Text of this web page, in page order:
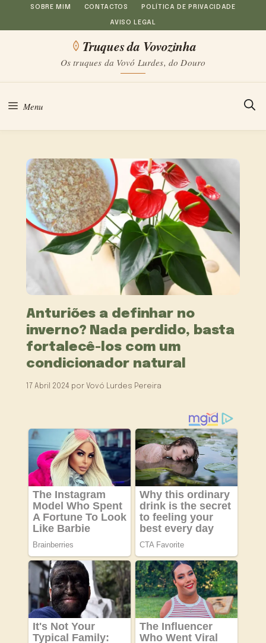
Saltar
para
conteúdo
SOBRE MIM CONTACTOS POLÍTICA DE PRIVACIDADE
AVISO LEGAL
Truques da Vovozinha
Os truques da Vovó Lurdes, do Douro
Menu
Anturiões a definhar no
inverno? Nada perdido, basta
fortalecê-los com um
condicionador natural
17 Abril 2024 por Vovó Lurdes Pereira